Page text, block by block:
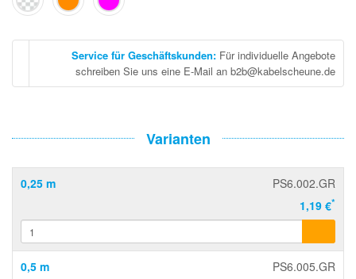
Service für Geschäftskunden: Für individuelle Angebote
schreiben Sie uns eine E-Mail an b2b@kabelscheune.de
Varianten
0,25 m
PS6.002.GR
1,19 €*
0,5 m
PS6.005.GR